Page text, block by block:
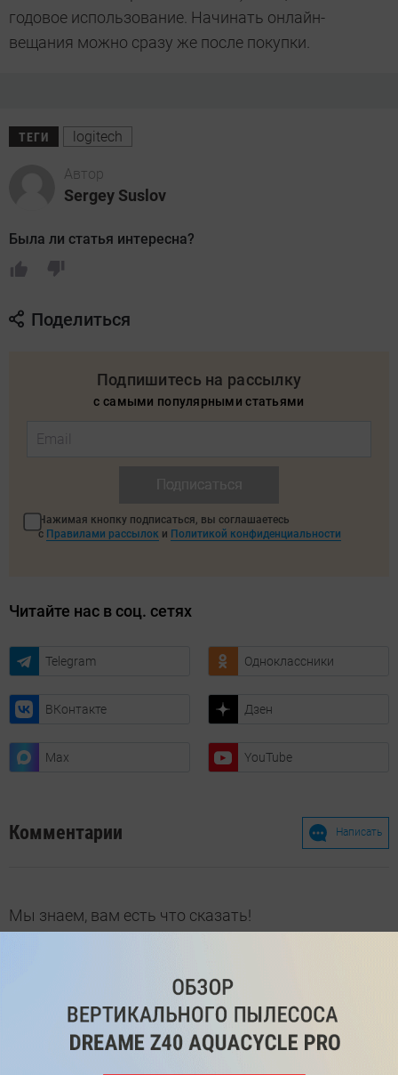
годовое использование. Начинать онлайн-
вещания можно сразу же после покупки.
ТЕГИ logitech
Автор
Sergey Suslov
Была ли статья интересна?
Поделиться
Подпишитесь на рассылку
с самыми популярными статьями
Нажимая кнопку подписаться, вы соглашаетесь
с Правилами рассылок и Политикой конфиденциальности
Читайте нас в соц. сетях
Telegram Одноклассники
ВКонтакте Дзен
Max YouTube
Комментарии Написать
Мы знаем, вам есть что сказать!
оставить комментарий
Рекомендуем